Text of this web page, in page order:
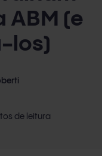
ABM (e
los)
de leitura